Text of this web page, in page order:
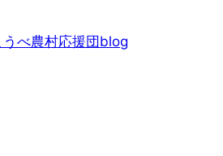
うべ農村応援団blog